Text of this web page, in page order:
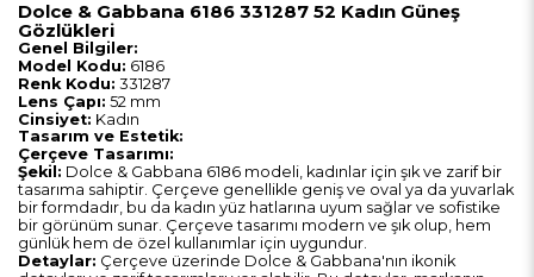
Dolce & Gabbana 6186 331287 52 Kadın Güneş
Gözlükleri
Genel Bilgiler:
Model Kodu: 6186
Renk Kodu: 331287
Lens Çapı: 52 mm
Cinsiyet: Kadın
Tasarım ve Estetik:
Çerçeve Tasarımı:
Şekil: Dolce & Gabbana 6186 modeli, kadınlar için şık ve zarif bir
tasarıma sahiptir. Çerçeve genellikle geniş ve oval ya da yuvarlak
bir formdadır, bu da kadın yüz hatlarına uyum sağlar ve sofistike
bir görünüm sunar. Çerçeve tasarımı modern ve şık olup, hem
günlük hem de özel kullanımlar için uygundur.
Detaylar: Çerçeve üzerinde Dolce & Gabbana'nın ikonik